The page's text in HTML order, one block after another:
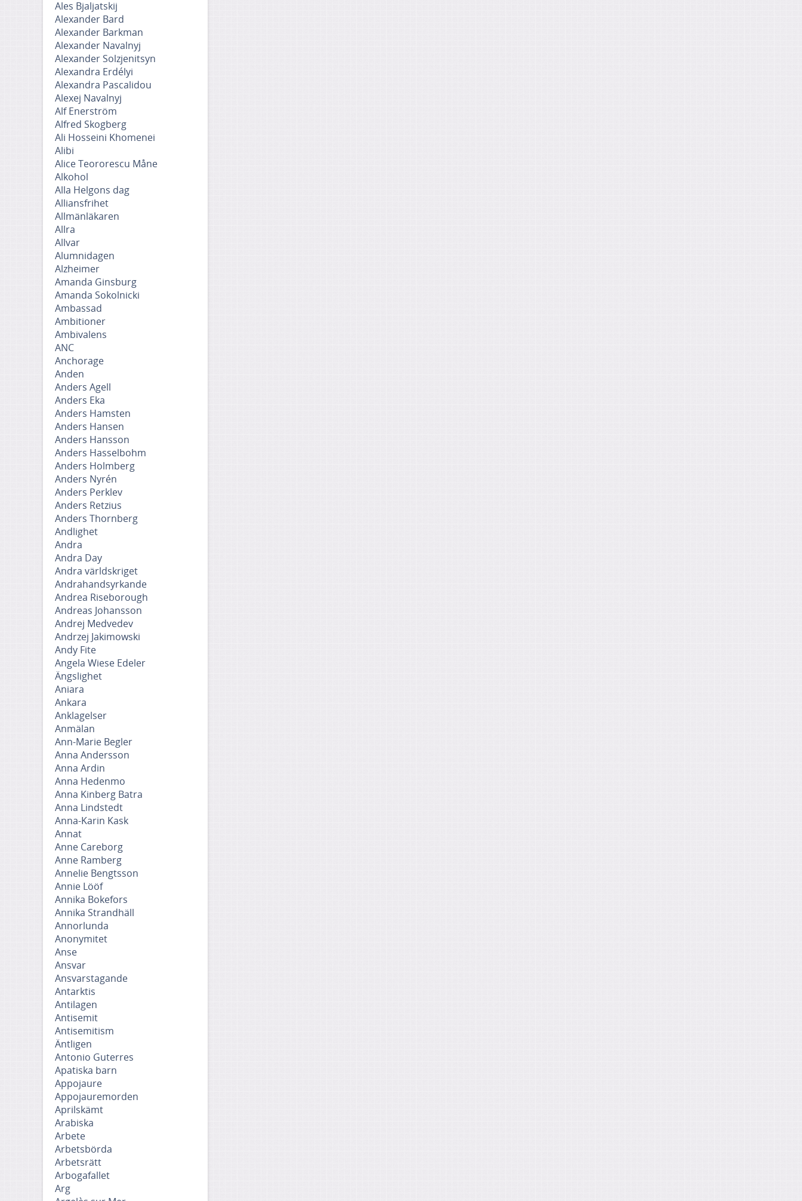
Ales Bjaljatskij
Alexander Bard
Alexander Barkman
Alexander Navalnyj
Alexander Solzjenitsyn
Alexandra Erdélyi
Alexandra Pascalidou
Alexej Navalnyj
Alf Enerström
Alfred Skogberg
Ali Hosseini Khomenei
Alibi
Alice Teororescu Måne
Alkohol
Alla Helgons dag
Alliansfrihet
Allmänläkaren
Allra
Allvar
Alumnidagen
Alzheimer
Amanda Ginsburg
Amanda Sokolnicki
Ambassad
Ambitioner
Ambivalens
ANC
Anchorage
Anden
Anders Agell
Anders Eka
Anders Hamsten
Anders Hansen
Anders Hansson
Anders Hasselbohm
Anders Holmberg
Anders Nyrén
Anders Perklev
Anders Retzius
Anders Thornberg
Andlighet
Andra
Andra Day
Andra världskriget
Andrahandsyrkande
Andrea Riseborough
Andreas Johansson
Andrej Medvedev
Andrzej Jakimowski
Andy Fite
Angela Wiese Edeler
Ängslighet
Aniara
Ankara
Anklagelser
Anmälan
Ann-Marie Begler
Anna Andersson
Anna Ardin
Anna Hedenmo
Anna Kinberg Batra
Anna Lindstedt
Anna-Karin Kask
Annat
Anne Careborg
Anne Ramberg
Annelie Bengtsson
Annie Lööf
Annika Bokefors
Annika Strandhäll
Annorlunda
Anonymitet
Anse
Ansvar
Ansvarstagande
Antarktis
Antilagen
Antisemit
Antisemitism
Äntligen
Antonio Guterres
Apatiska barn
Appojaure
Appojauremorden
Aprilskämt
Arabiska
Arbete
Arbetsbörda
Arbetsrätt
Arbogafallet
Arg